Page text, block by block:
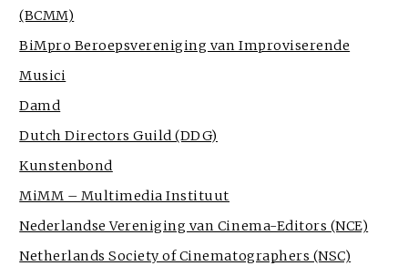
(BCMM)
BiMpro Beroepsvereniging van Improviserende
Musici
Damd
Dutch Directors Guild (DDG)
Kunstenbond
MiMM – Multimedia Instituut
Nederlandse Vereniging van Cinema-Editors (NCE)
Netherlands Society of Cinematographers (NSC)